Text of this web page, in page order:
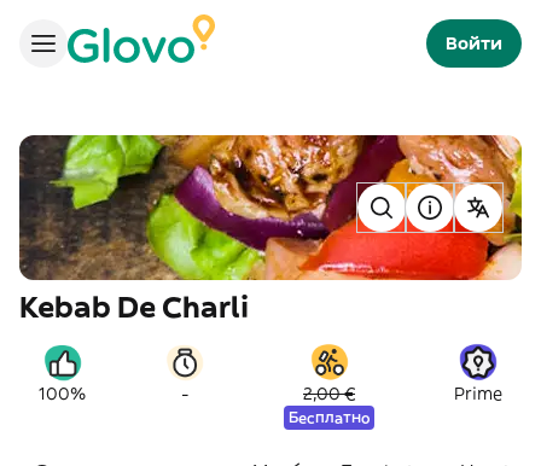
Войти
Kebab De Charli
100% - 2,00 €
Бесплатно
Prime